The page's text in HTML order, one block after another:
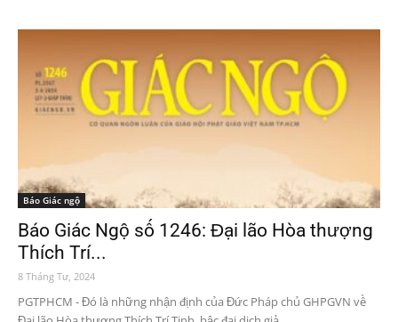
Báo Giác ngộ
Báo Giác Ngộ số 1246: Đại lão Hòa thượng
Thích Trí...
8 Tháng Tư, 2024
PGTPHCM - Đó là những nhận định của Đức Pháp chủ GHPGVN về